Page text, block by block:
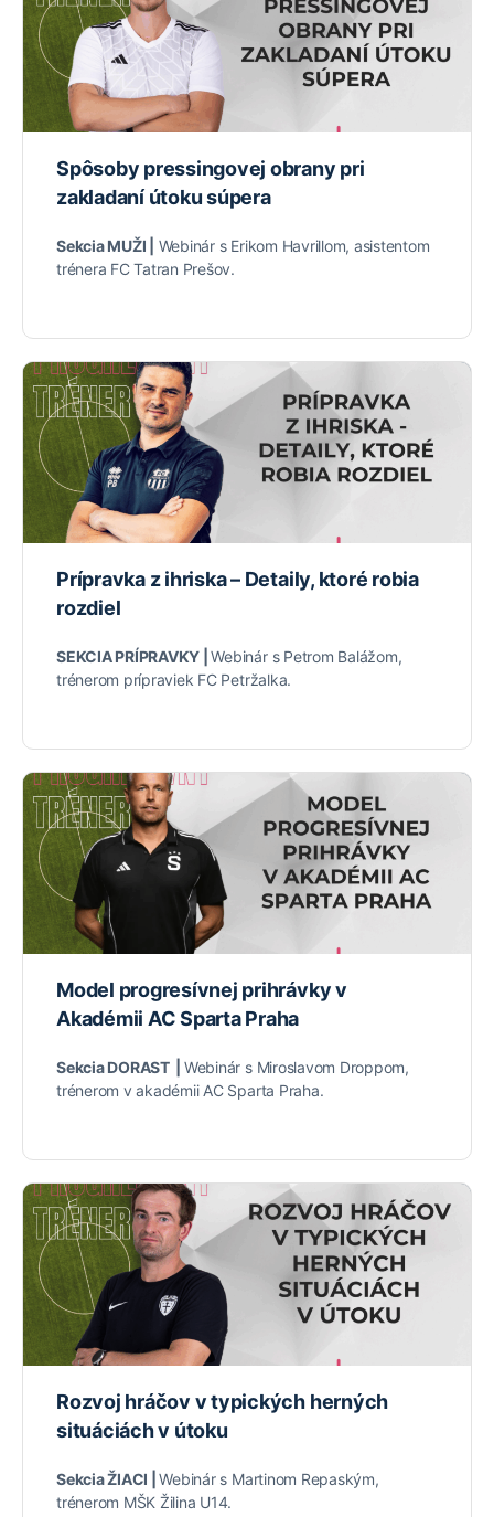
Spôsoby pressingovej obrany pri
zakladaní útoku súpera
Sekcia MUŽI |
Webinár s Erikom Havrillom, asistentom
trénera FC Tatran Prešov.
Prípravka z ihriska – Detaily, ktoré robia
rozdiel
SEKCIA PRÍPRAVKY |Webinár s Petrom Balážom,
trénerom prípraviek FC Petržalka.
Model progresívnej prihrávky v
Akadémii AC Sparta Praha
Sekcia DORAST | Webinár s Miroslavom Droppom,
trénerom v akadémii AC Sparta Praha.
Rozvoj hráčov v typických herných
situáciách v útoku
Sekcia ŽIACI |Webinár s Martinom Repaským,
trénerom MŠK Žilina U14.